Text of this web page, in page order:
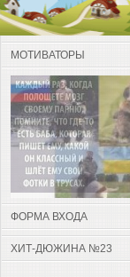
МОТИВАТОРЫ
ФОРМА ВХОДА
ХИТ-ДЮЖИНА №23